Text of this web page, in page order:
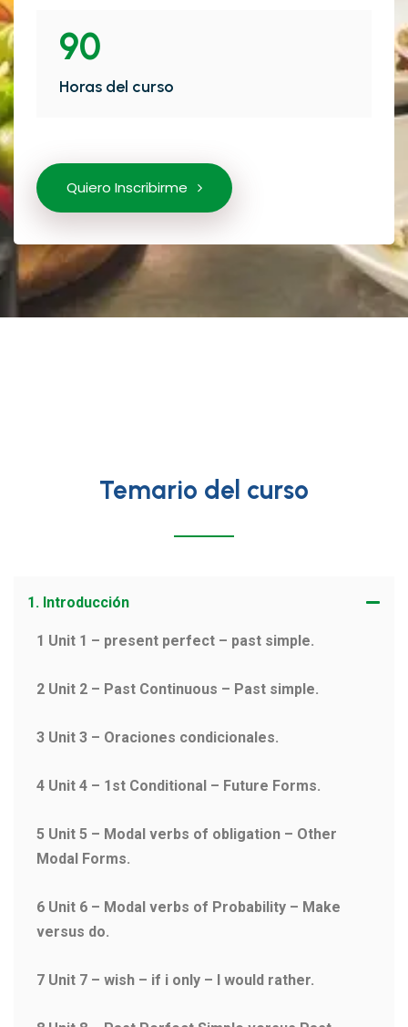
90
Horas del curso
Quiero Inscribirme
Temario del curso
1. Introducción
1 Unit 1 – present perfect – past simple.
2 Unit 2 – Past Continuous – Past simple.
3 Unit 3 – Oraciones condicionales.
4 Unit 4 – 1st Conditional – Future Forms.
5 Unit 5 – Modal verbs of obligation – Other
Modal Forms.
6 Unit 6 – Modal verbs of Probability – Make
versus do.
7 Unit 7 – wish – if i only – I would rather.